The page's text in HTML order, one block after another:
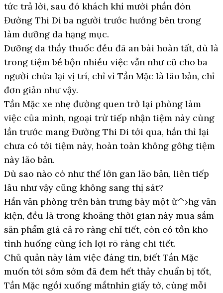
tức trả lời, sau đó khách khí mười phần đón
Đường Thi Di ba người trước hướng bên trong
làm dưỡng da hạng mục.
Dưỡng da thầy thuốc đều đã an bài hoàn tất, dù là
trong tiệm bề bộn nhiều việc vẫn như cũ cho ba
người chừa lại vị trí, chỉ vì Tần Mặc là lão bản, chỉ
đơn giản như vậy.
Tần Mặc xe nhẹ đường quen trở lại phòng làm
việc của mình, ngoại trừ tiếp nhận tiệm này cùng
lần trước mang Đường Thi Di tới qua, hắn thì lại
chưa có tới tiệm này, hoàn toàn không gôhg tiệm
này lão bản.
Dù sao nào có như thế lớn gan lão bản, liên tiếp
lâu như vậy cũng không sang thị sát?
Hắn văn phòng trên bàn trưng bày một ử^›hg văn
kiện, đều là trong khoảng thời gian này mua sắm
sản phẩm giá cả rõ ràng chỉ tiết, còn có tồn kho
tình huống cùng ích lợi rõ ràng chi tiết.
Chủ quản này làm việc đáng tin, biết Tần Mặc
muốn tới sớm sớm đã đem hết thảy chuẩn bị tốt,
Tần Mặc ngồi xuống mắtnhìn giấy tờ, cùng mỗi